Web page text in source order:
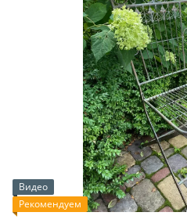
Видео
Рекомендуем